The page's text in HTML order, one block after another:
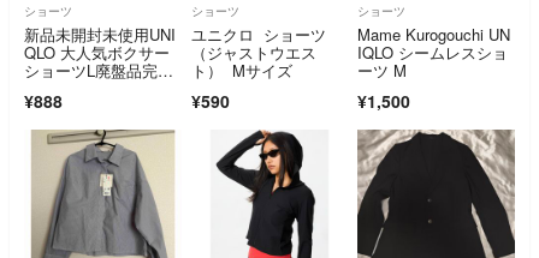
ショーツ
新品未開封未使用UNI
QLO 大人気ボクサー
ショーツL廃盤品完売
¥888
ショーツ
ユニクロ ショーツ
（ジャストウエス
ト） Mサイズ
¥590
ショーツ
Mame Kurogouchi UN
IQLO シームレスショ
ーツ M
¥1,500